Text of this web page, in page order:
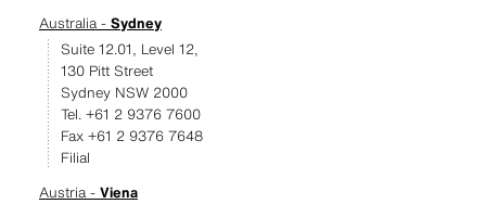
Australia - Sydney
Suite 12.01, Level 12,
130 Pitt Street
Sydney NSW 2000
Tel. +61 2 9376 7600
Fax +61 2 9376 7648
Filial
Austria - Viena